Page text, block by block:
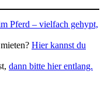
Pferd – vielfach gehypt,
Hier kannst du
dann bitte hier entlang.